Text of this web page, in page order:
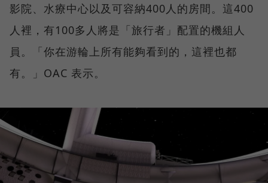
影院、水療中心以及可容納400人的房間。這400
人裡，有100多人將是「旅行者」配置的機組人
員。「你在游輪上所有能夠看到的，這裡也都
有。」OAC 表示。